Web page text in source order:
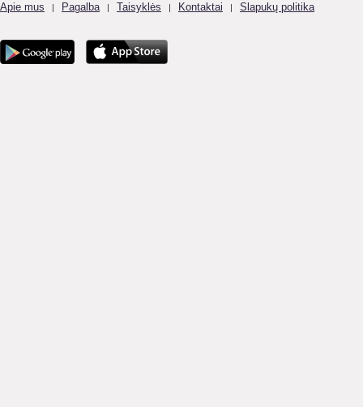
Apie mus | Pagalba | Taisyklės | Kontaktai | Slapukų politika